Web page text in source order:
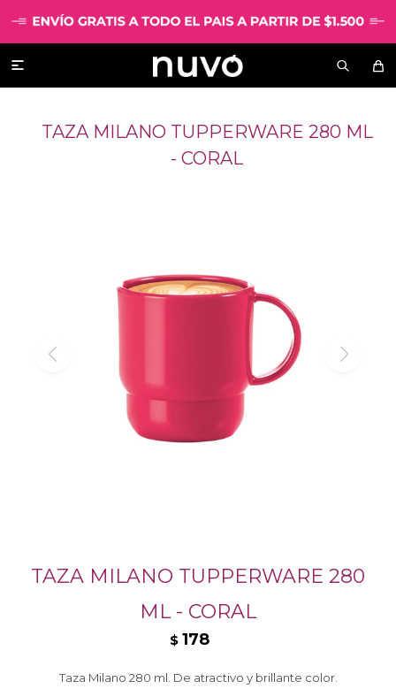

TAZA MILANO TUPPERWARE 280 ML
- CORAL
TAZA MILANO TUPPERWARE 280
ML - CORAL
$ 178
Taza Milano 280 ml. De atractivo y brillante color.